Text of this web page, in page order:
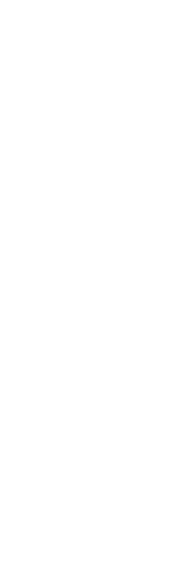
dat ze
De beide
een derde
zeggen: die in
gegevens uit
de waarheid
ultiems en
gelijkelijk voor
en in het
goede te
het Hoogste
spreken over
speciale
Ik wil alleen
de waarheid
empirische
vermogen van